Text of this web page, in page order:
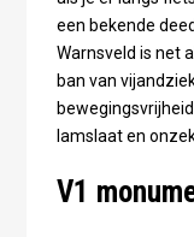
een bekende
Warnsveld is net
ban van
lamslaat en
V1